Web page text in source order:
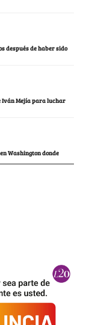
después de haber sido
Iván Mejía para luchar
Washington donde